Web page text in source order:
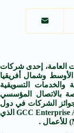
العامة، إحدى شركات
وشمال أفريقيا
والخدمات التسويقية
بالاتصال المؤسسي
“جوائز الشركات في دول
مجلس التعاون الخليجي 2019” ((GCC Enterprise Awards 2019 الذي